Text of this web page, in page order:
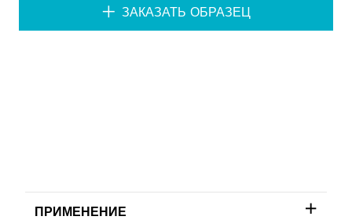
ЗАКАЗАТЬ ОБРАЗЕЦ
ПРИМЕНЕНИЕ